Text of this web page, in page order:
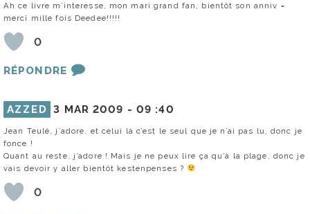
Ah ce livre m’interesse, mon mari grand fan, bientôt son anniv =
merci mille fois Deedee!!!!!
0
RÉPONDRE
AZZED 3 MAR 2009 - 09 :40
Jean Teulé, j’adore, et celui là c’est le seul que je n’ai pas lu, donc je
fonce !
Quant au reste, j’adore ! Mais je ne peux lire ça qu’à la plage, donc je
vais devoir y aller bientôt kestenpenses ?
0